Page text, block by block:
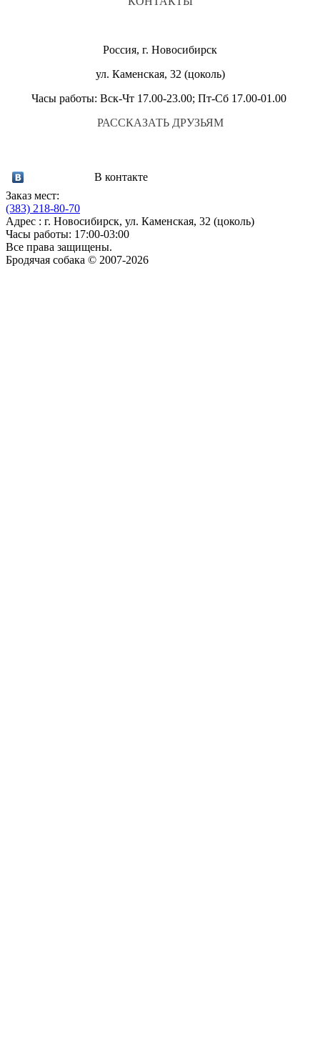
Россия, г. Новосибирск
ул. Каменская, 32 (цоколь)
Часы работы: Вск-Чт 17.00-23.00; Пт-Сб 17.00-01.00
РАССКАЗАТЬ ДРУЗЬЯМ
В контакте
Заказ мест:
(383) 218-80-70
Адрес : г. Новосибирск, ул. Каменская, 32 (цоколь)
Часы работы: 17:00-03:00
Все права защищены.
Бродячая собака © 2007-2026